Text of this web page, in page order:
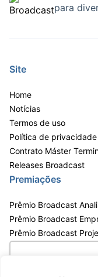
para
Site
Home
Notícias
Termos de uso
Política de privacidade
Contrato Máster
Releases Broadcast
Premiações
Prêmio Broadcast
Prêmio Broadcast
Prêmio Broadcast